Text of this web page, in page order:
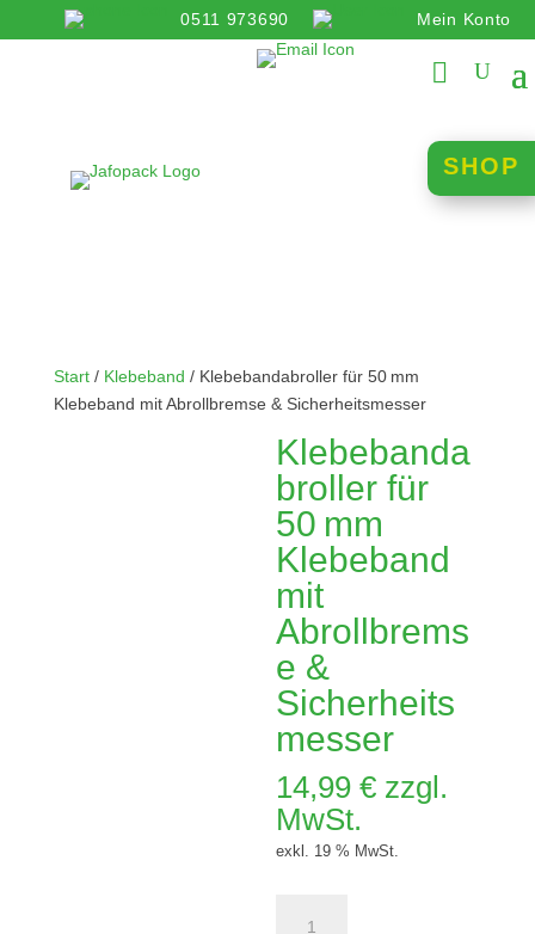
Mein Konto
0511 973690
info@jafopack.de
SHOP
Start/ Klebeband / Klebebandabroller für 50 mm
Klebeband mit Abrollbremse & Sicherheitsmesser
Klebebanda
broller für
50 mm
Klebeband
mit
Abrollbrems
e &
Sicherheits
messer
14,99€ zzgl.
MwSt.
exkl. 19 % MwSt.